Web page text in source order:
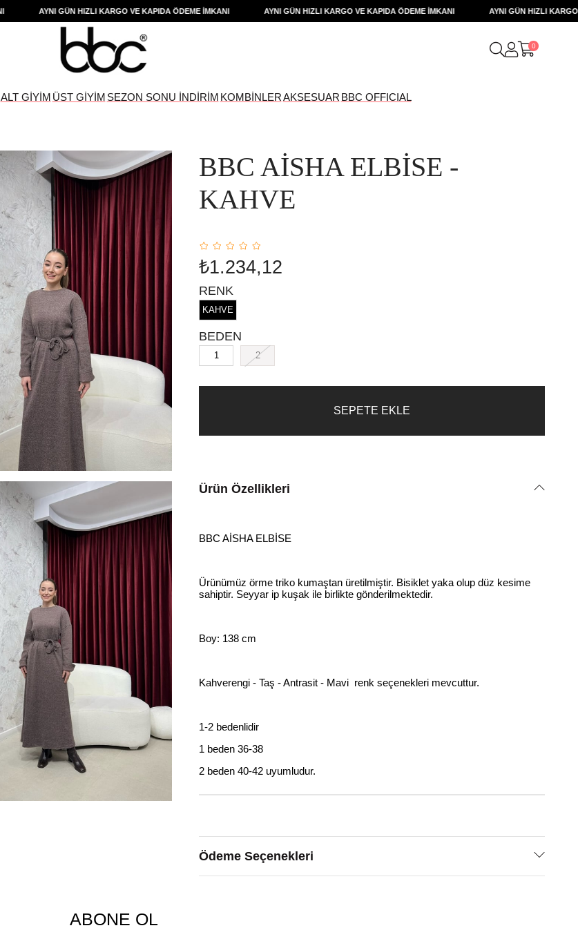
AYNI GÜN HIZLI KARGO VE KAPIDA ÖDEME İMKANI AYNI GÜN HIZLI KARGO VE KAPIDA ÖDEME İMKANI AYNI GÜN HIZLI KARGO VE
0
ALT GİYİM ÜST GİYİM SEZON SONU İNDİRİM KOMBİNLERAKSESUAR BBC OFFICIAL
BBC AİSHA ELBİSE -
KAHVE
₺1.234,12
RENK
KAHVE
BEDEN
1 2
Ürün Özellikleri
BBC AİSHA ELBİSE
Ürünümüz örme triko kumaştan üretilmiştir. Bisiklet yaka olup düz kesime
sahiptir. Seyyar ip kuşak ile birlikte gönderilmektedir.
Boy: 138 cm
Kahverengi - Taş - Antrasit - Mavi renk seçenekleri mevcuttur.
1-2 bedenlidir
1 beden 36-38
2 beden 40-42 uyumludur.
Ödeme Seçenekleri
ABONE OL